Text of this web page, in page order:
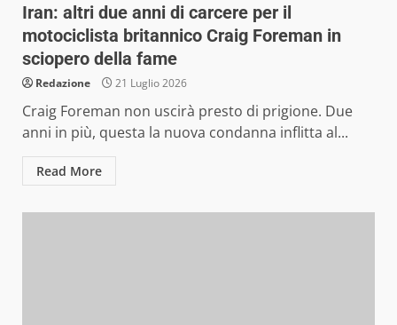
Iran: altri due anni di carcere per il
motociclista britannico Craig Foreman in
sciopero della fame
Redazione 21 Luglio 2026
Craig Foreman non uscirà presto di prigione. Due
anni in più, questa la nuova condanna inflitta al...
Read More